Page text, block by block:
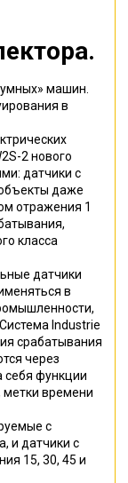
.
машин.
в
2 нового
датчики с
даже
отражения 1
класса
датчики
в
Industrie
срабатывания
через
себя функции
времени
с
и датчики с
15, 30, 45 и